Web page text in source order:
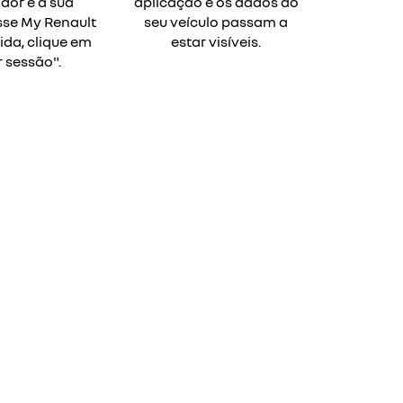
My Renault
clique em
sessão".
seu veículo passam a
estar visíveis.